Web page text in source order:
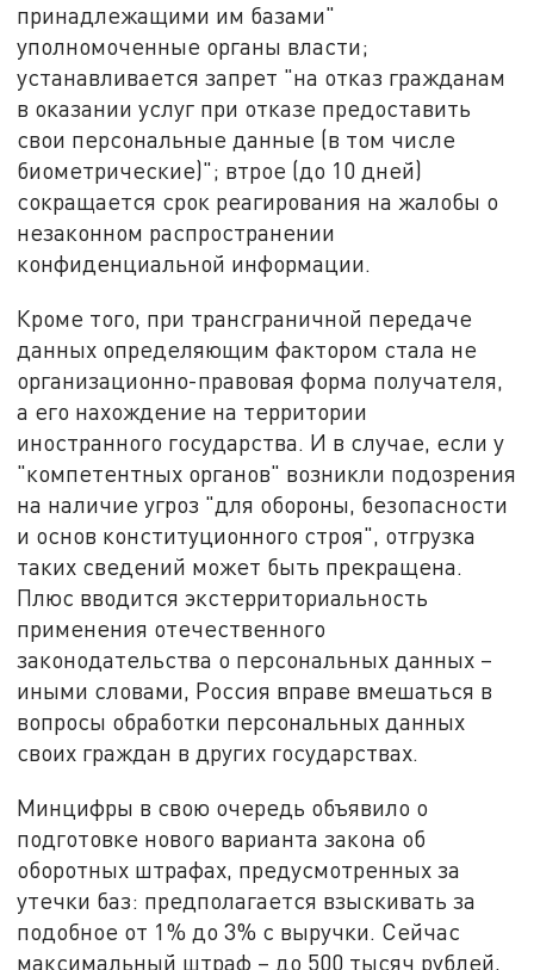
принадлежащими им базами"
уполномоченные органы власти;
устанавливается запрет "на отказ гражданам
в оказании услуг при отказе предоставить
свои персональные данные (в том числе
биометрические)"; втрое (до 10 дней)
сокращается срок реагирования на жалобы о
незаконном распространении
конфиденциальной информации.
Кроме того, при трансграничной передаче
данных определяющим фактором стала не
организационно-правовая форма получателя,
а его нахождение на территории
иностранного государства. И в случае, если у
"компетентных органов" возникли подозрения
на наличие угроз "для обороны, безопасности
и основ конституционного строя", отгрузка
таких сведений может быть прекращена.
Плюс вводится экстерриториальность
применения отечественного
законодательства о персональных данных –
иными словами, Россия вправе вмешаться в
вопросы обработки персональных данных
своих граждан в других государствах.
Минцифры в свою очередь объявило о
подготовке нового варианта закона об
оборотных штрафах, предусмотренных за
утечки баз: предполагается взыскивать за
подобное от 1% до 3% с выручки. Сейчас
максимальный штраф – до 500 тысяч рублей,